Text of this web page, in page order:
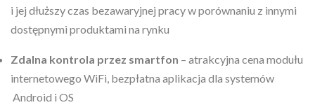
i jej dłuższy czas bezawaryjnej pracy w porównaniu z innymi
dostępnymi produktami na rynku
Zdalna kontrola przez smartfon – atrakcyjna cena modułu
internetowego WiFi, bezpłatna aplikacja dla systemów
Android i OS